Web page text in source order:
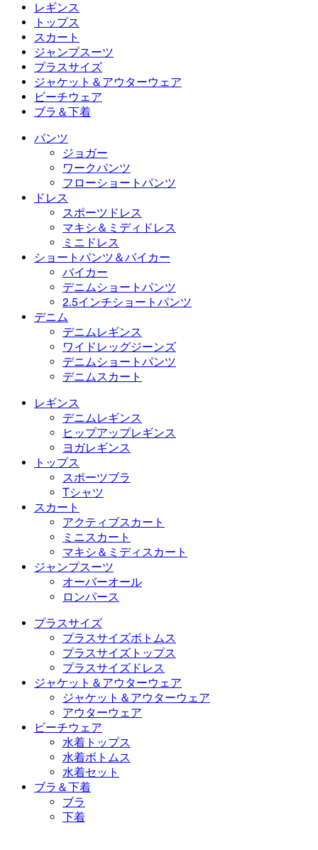
ミニドレス
デニムショートパンツ
2.5インチショートパンツ
デニムレギンス
ワイドレッグジーンズ
デニムショートパンツ
デニムスカート
レギンス
レギンス
デニムレギンス
ヒップアップレギンス
ヨガレギンス
トップス
トップス
スポーツブラ
Tシャツ
スカート
スカート
アクティブスカート
ミニスカート
マキシ＆ミディスカート
ジャンプスーツ
ジャンプスーツ
オーバーオール
ロンパース
プラスサイズ
プラスサイズ
プラスサイズボトムス
プラスサイズトップス
プラスサイズドレス
ジャケット＆アウターウェア
ジャケット＆アウターウェア
ジャケット＆アウターウェア
アウターウェア
ビーチウェア
ビーチウェア
水着トップス
水着ボトムス
水着セット
ブラ＆下着
ブラ＆下着
ブラ
下着
パンツ
ジョガー
ワークパンツ
フローショートパンツ
ドレス
スポーツドレス
マキシ＆ミディドレス
ミニドレス
ショートパンツ＆バイカー
バイカー
デニムショートパンツ
2.5インチショートパンツ
デニム
デニムレギンス
ワイドレッグジーンズ
デニムショートパンツ
デニムスカート
レギンス
デニムレギンス
ヒップアップレギンス
ヨガレギンス
トップス
スポーツブラ
Tシャツ
スカート
アクティブスカート
ミニスカート
マキシ＆ミディスカート
ジャンプスーツ
オーバーオール
ロンパース
プラスサイズ
プラスサイズボトムス
プラスサイズトップス
プラスサイズドレス
ジャケット＆アウターウェア
ジャケット＆アウターウェア
アウターウェア
ビーチウェア
水着トップス
水着ボトムス
水着セット
ブラ＆下着
ブラ
下着